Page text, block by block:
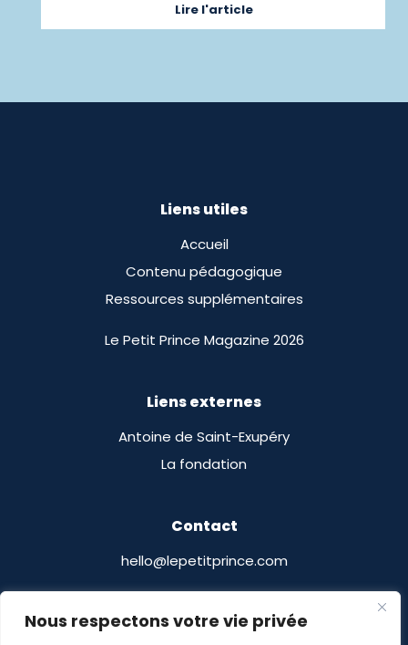
Nous respectons votre vie privée
Lire l'article
Liens utiles
Accueil
Contenu pédagogique
Ressources supplémentaires
Le Petit Prince Magazine 2026
Liens externes
Antoine de Saint-Exupéry
La fondation
Contact
hello@lepetitprince.com
13 Boulevard Edgar Quinet